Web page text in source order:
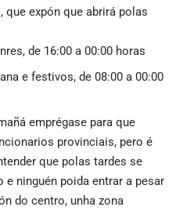
que expón que abrirá polas
de 16:00 a 00:00 horas
e festivos, de 08:00 a 00:00
emprégase para que
provinciais, pero é
que polas tardes se
e ninguén poida entrar a pesar
do centro, unha zona